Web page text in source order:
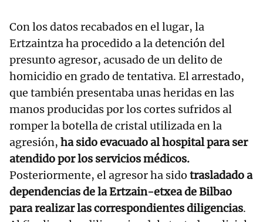
Con los datos recabados en el lugar, la
Ertzaintza ha procedido a la detención del
presunto agresor, acusado de un delito de
homicidio en grado de tentativa. El arrestado,
que también presentaba unas heridas en las
manos producidas por los cortes sufridos al
romper la botella de cristal utilizada en la
agresión, ha sido evacuado al hospital para ser
atendido por los servicios médicos.
Posteriormente, el agresor ha sido trasladado a
dependencias de la Ertzain-etxea de Bilbao
para realizar las correspondientes diligencias.